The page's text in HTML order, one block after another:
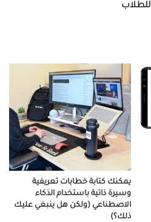
للطلاب
يمكنك كتابة خطابات تعريفية
وسيرة ذاتية باستخدام الذكاء
الاصطناعي (ولكن هل ينبغي عليك
ذلك؟)